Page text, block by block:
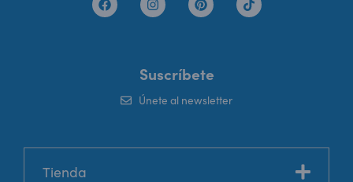
Suscríbete
Únete al newsletter
Tienda